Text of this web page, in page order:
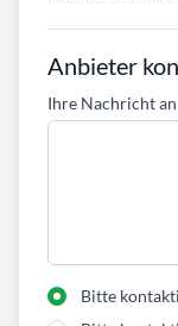
Anbieter
Ihre Nachricht
Bitte